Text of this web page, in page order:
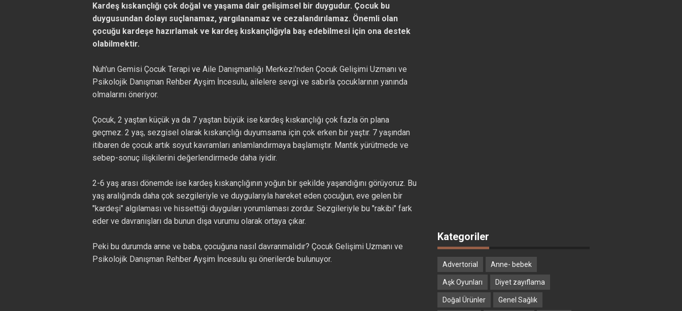
Kardeş kıskançlığı çok doğal ve yaşama dair gelişimsel bir duygudur. Çocuk bu
duygusundan dolayı suçlanamaz, yargılanamaz ve cezalandırılamaz. Önemli olan
çocuğu kardeşe hazırlamak ve kardeş kıskançlığıyla baş edebilmesi için ona destek
olabilmektir.
Nuh'un Gemisi Çocuk Terapi ve Aile Danışmanlığı Merkezi'nden Çocuk Gelişimi Uzmanı ve
Psikolojik Danışman Rehber Ayşim İncesulu, ailelere sevgi ve sabırla çocuklarının yanında
olmalarını öneriyor.
Çocuk, 2 yaştan küçük ya da 7 yaştan büyük ise kardeş kıskançlığı çok fazla ön plana
geçmez. 2 yaş, sezgisel olarak kıskançlığı duyumsama için çok erken bir yaştır. 7 yaşından
itibaren de çocuk artık soyut kavramları anlamlandırmaya başlamıştır. Mantık yürütmede ve
sebep-sonuç ilişkilerini değerlendirmede daha iyidir.
2-6 yaş arası dönemde ise kardeş kıskançlığının yoğun bir şekilde yaşandığını görüyoruz. Bu
yaş aralığında daha çok sezgileriyle ve duygularıyla hareket eden çocuğun, eve gelen bir
"kardeşi" algılaması ve hissettiği duyguları yorumlaması zordur. Sezgileriyle bu "rakibi" fark
eder ve davranışları da bunun dışa vurumu olarak ortaya çıkar.
Peki bu durumda anne ve baba, çocuğuna nasıl davranmalıdır? Çocuk Gelişimi Uzmanı ve
Psikolojik Danışman Rehber Ayşim İncesulu şu önerilerde bulunuyor.
Kategoriler
Advertorial Anne- bebek
Aşk Oyunları Diyet zayıflama
Doğal Ürünler Genel Sağlık